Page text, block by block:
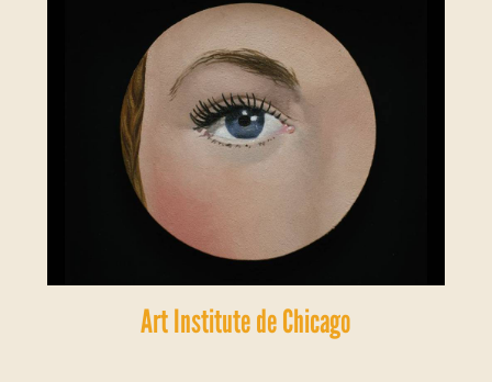
Art Institute de Chicago